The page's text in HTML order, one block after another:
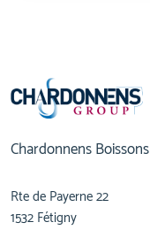
Chardonnens Boissons
Rte de Payerne 22
1532 Fétigny